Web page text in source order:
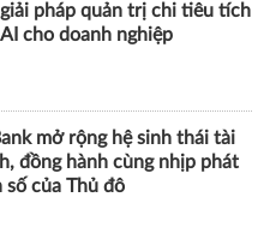
pháp quản trị chi tiêu tích
cho doanh nghiệp
mở rộng hệ sinh thái tài
đồng hành cùng nhịp phát
số của Thủ đô